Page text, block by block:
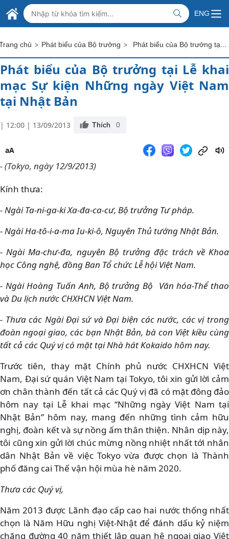
Skip to Main Content
BỘ NGOẠI GIAO VIỆT NAM
MINISTRY OF FOREIGN AFFAIRS
ENG
chủ > Phát biểu của Bộ trưởng > Phát biểu của Bộ trưởng tại Lễ khai mạc Sự kiện Những ngày Việt Nam tại Nhật Bản
Phát biểu của Bộ trưởng tại Lễ khai
mạc Sự kiện Những ngày Việt Nam
tại Nhật Bản
| 12:00 | 13/09/2013 Thích 0
aA
- (Tokyo, ngày 12/9/2013)
Kính thưa:
- Ngài Ta-ni-ga-ki Xa-đa-ca-cư, Bộ trưởng Tư pháp.
- Ngài Ha-tô-i-a-ma Iu-ki-ô, Nguyên Thủ tướng Nhật Bản.
- Ngài Ma-chư-đa, nguyên Bộ trưởng đặc trách về Khoa
học Công nghệ, đồng Ban Tổ chức Lễ hội Việt Nam.
- Ngài Hoàng Tuấn Anh, Bộ trưởng Bộ Văn hóa-Thể thao
và Du lịch nước CHXHCN Việt Nam.
- Thưa các Ngài Đại sứ và Đại biện các nước, các vị trong
đoàn ngoại giao, các bạn Nhật Bản, bà con Việt kiều cùng
tất cả các Quý vị có mặt tại Nhà hát Kokaido hôm nay.
Trước tiên, thay mặt Chính phủ nước CHXHCN Việt
Nam, Đại sứ quán Việt Nam tại Tokyo, tôi xin gửi lời cảm
ơn chân thành đến tất cả các Quý vị đã có mặt đông đảo
hôm nay tại Lễ khai mạc “Những ngày Việt Nam tại
Nhật Bản” hôm nay, mang đến những tình cảm hữu
nghị, đoàn kết và sự nồng ấm thân thiện. Nhân dịp này,
tôi cũng xin gửi lời chúc mừng nồng nhiệt nhất tới nhân
dân Nhật Bản về việc Tokyo vừa được chọn là Thành
phố đăng cai Thế vận hội mùa hè năm 2020.
Thưa các Quý vị,
Năm 2013 được Lãnh đạo cấp cao hai nước thống nhất
chọn là Năm Hữu nghị Việt-Nhật để đánh dấu kỷ niệm
chặng đường 40 năm thiết lập quan hệ ngoại giao Việt